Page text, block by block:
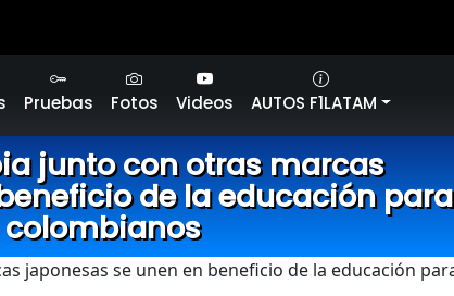
Pruebas Fotos Videos AUTOS F1LATAM
junto con otras marcas
de la educación para